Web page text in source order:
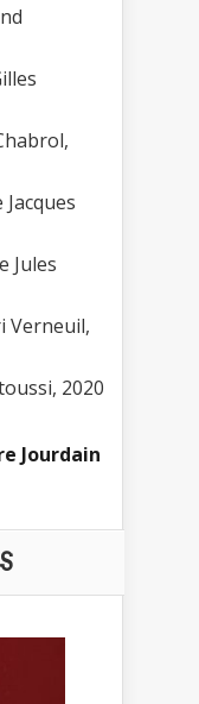
Jules
Verneuil,
2020
Jourdain